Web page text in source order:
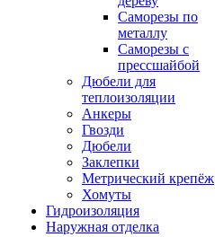
Саморезы по
металлу
Саморезы с
прессшайбой
Дюбели для
теплоизоляции
Анкеры
Гвозди
Дюбели
Заклепки
Метрический крепёж
Хомуты
Гидроизоляция
Наружная отделка